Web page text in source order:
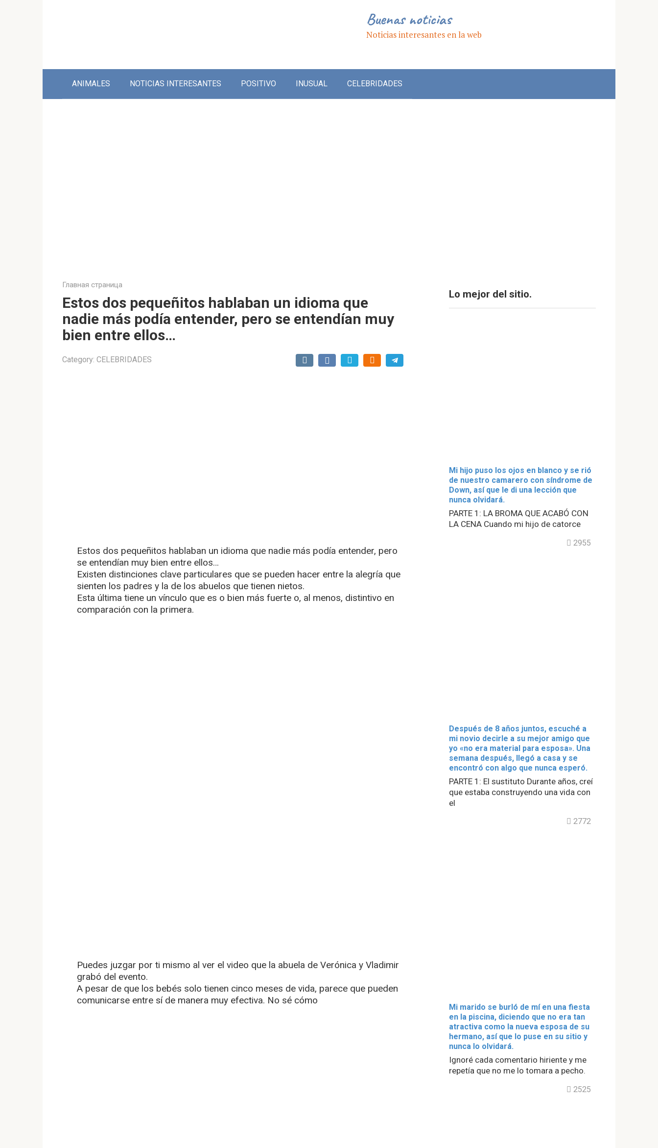
Buenas noticias
Noticias interesantes en la web
ANIMALES NOTICIAS INTERESANTES POSITIVO INUSUAL CELEBRIDADES
Главная страница
Estos dos pequeñitos hablaban un idioma que
nadie más podía entender, pero se entendían muy
bien entre ellos…
Category: CELEBRIDADES
Estos dos pequeñitos hablaban un idioma que nadie más podía entender, pero
se entendían muy bien entre ellos…
Existen distinciones clave particulares que se pueden hacer entre la alegría que
sienten los padres y la de los abuelos que tienen nietos.
Esta última tiene un vínculo que es o bien más fuerte o, al menos, distintivo en
comparación con la primera.
Puedes juzgar por ti mismo al ver el video que la abuela de Verónica y Vladimir
grabó del evento.
A pesar de que los bebés solo tienen cinco meses de vida, parece que pueden
comunicarse entre sí de manera muy efectiva. No sé cómo
Lo mejor del sitio.
Mi hijo puso los ojos en blanco y se rió
de nuestro camarero con síndrome de
Down, así que le di una lección que
nunca olvidará.
PARTE 1: LA BROMA QUE ACABÓ CON
LA CENA Cuando mi hijo de catorce
2955
Después de 8 años juntos, escuché a
mi novio decirle a su mejor amigo que
yo «no era material para esposa». Una
semana después, llegó a casa y se
encontró con algo que nunca esperó.
PARTE 1: El sustituto Durante años, creí
que estaba construyendo una vida con
el
2772
Mi marido se burló de mí en una fiesta
en la piscina, diciendo que no era tan
atractiva como la nueva esposa de su
hermano, así que lo puse en su sitio y
nunca lo olvidará.
Ignoré cada comentario hiriente y me
repetía que no me lo tomara a pecho.
2525